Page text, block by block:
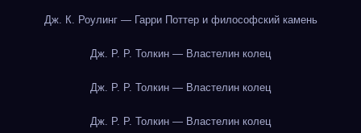
Дж. К. Роулинг — Гарри Поттер и философский камень
Дж. Р. Р. Толкин — Властелин колец
Дж. Р. Р. Толкин — Властелин колец
Дж. Р. Р. Толкин — Властелин колец